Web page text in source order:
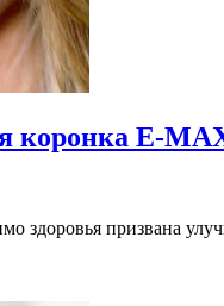
коронка E-
здоровья призвана